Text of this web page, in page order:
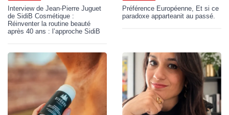
Interview de Jean-Pierre Juguet
de SidiB Cosmétique :
Réinventer la routine beauté
après 40 ans : l’approche SidiB
Préférence Européenne, Et si ce
paradoxe apparteanit au passé.